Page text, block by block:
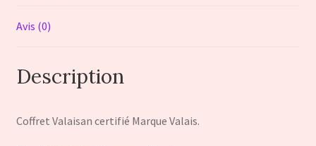
Avis (0)
Description
Coffret Valaisan certifié Marque Valais.